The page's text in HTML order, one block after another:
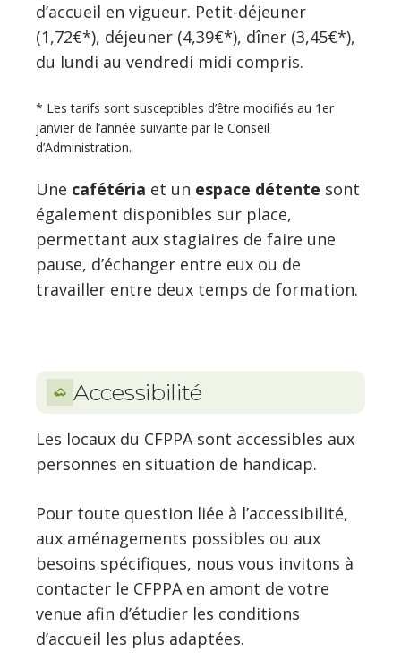
d’accueil en vigueur. Petit-déjeuner
(1,72€*), déjeuner (4,39€*), dîner (3,45€*),
du lundi au vendredi midi compris.
* Les tarifs sont susceptibles d’être modifiés au 1er
janvier de l’année suivante par le Conseil
d’Administration.
Une cafétéria et un espace détente sont
également disponibles sur place,
permettant aux stagiaires de faire une
pause, d’échanger entre eux ou de
travailler entre deux temps de formation.
Accessibilité
Les locaux du CFPPA sont accessibles aux
personnes en situation de handicap.
Pour toute question liée à l’accessibilité,
aux aménagements possibles ou aux
besoins spécifiques, nous vous invitons à
contacter le CFPPA en amont de votre
venue afin d’étudier les conditions
d’accueil les plus adaptées.